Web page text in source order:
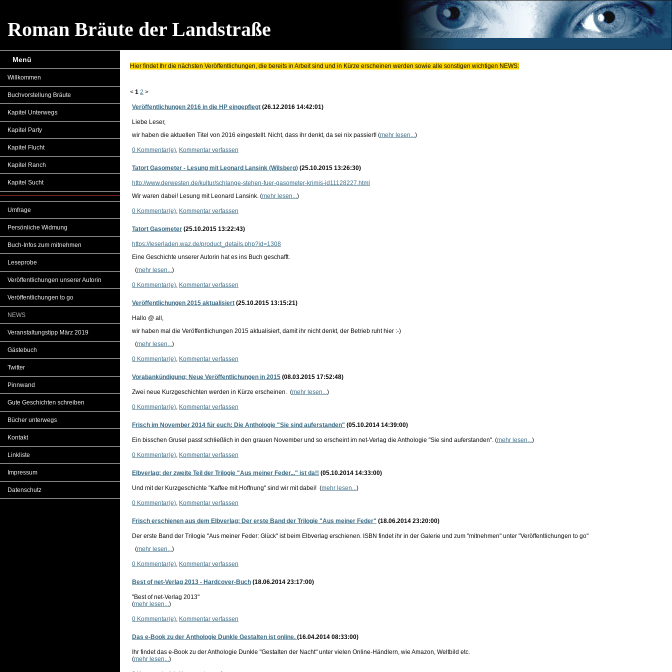
Roman Bräute der Landstraße
Menü
Willkommen
Buchvorstellung Bräute
Kapitel Unterwegs
Kapitel Party
Kapitel Flucht
Kapitel Ranch
Kapitel Sucht
Umfrage
Persönliche Widmung
Buch-Infos zum mitnehmen
Leseprobe
Veröffentlichungen unserer Autorin
Veröffentlichungen to go
NEWS
Veranstaltungstipp März 2019
Gästebuch
Twitter
Pinnwand
Gute Geschichten schreiben
Bücher unterwegs
Kontakt
Linkliste
Impressum
Datenschutz
Hier findet Ihr die nächsten Veröffentlichungen, die bereits in Arbeit sind und in Kürze erscheinen werden sowie alle sonstigen wichtigen NEWS:
< 1 2 >
Veröffentlichungen 2016 in die HP eingepflegt (26.12.2016 14:42:01)
Liebe Leser,
wir haben die aktuellen Titel von 2016 eingestellt. Nicht, dass ihr denkt, da sei nix passiert! (mehr lesen...)
0 Kommentar(e), Kommentar verfassen
Tatort Gasometer - Lesung mit Leonard Lansink (Wilsberg) (25.10.2015 13:26:30)
http://www.derwesten.de/kultur/schlange-stehen-fuer-gasometer-krimis-id11128227.html
Wir waren dabei! Lesung mit Leonard Lansink. (mehr lesen...)
0 Kommentar(e), Kommentar verfassen
Tatort Gasometer (25.10.2015 13:22:43)
https://leserladen.waz.de/product_details.php?id=1308
Eine Geschichte unserer Autorin hat es ins Buch geschafft.
(mehr lesen...)
0 Kommentar(e), Kommentar verfassen
Veröffentlichungen 2015 aktualisiert (25.10.2015 13:15:21)
Hallo @ all,
wir haben mal die Veröffentlichungen 2015 aktualisiert, damit ihr nicht denkt, der Betrieb ruht hier :-)
(mehr lesen...)
0 Kommentar(e), Kommentar verfassen
Vorabankündigung: Neue Veröffentlichungen in 2015 (08.03.2015 17:52:48)
Zwei neue Kurzgeschichten werden in Kürze erscheinen. (mehr lesen...)
0 Kommentar(e), Kommentar verfassen
Frisch im November 2014 für euch: Die Anthologie "Sie sind auferstanden" (05.10.2014 14:39:00)
Ein bisschen Grusel passt schließlich in den grauen November und so erscheint im net-Verlag die Anthologie "Sie sind auferstanden". (mehr lesen...)
0 Kommentar(e), Kommentar verfassen
Elbverlag: der zweite Teil der Trilogie "Aus meiner Feder..." ist da!! (05.10.2014 14:33:00)
Und mit der Kurzgeschichte "Kaffee mit Hoffnung" sind wir mit dabei! (mehr lesen...)
0 Kommentar(e), Kommentar verfassen
Frisch erschienen aus dem Elbverlag: Der erste Band der Trilogie "Aus meiner Feder" (18.06.2014 23:20:00)
Der erste Band der Trilogie "Aus meiner Feder: Glück" ist beim Elbverlag erschienen. ISBN findet ihr in der Galerie und zum "mitnehmen" unter "Veröffentlichungen to go"
(mehr lesen...)
0 Kommentar(e), Kommentar verfassen
Best of net-Verlag 2013 - Hardcover-Buch (18.06.2014 23:17:00)
"Best of net-Verlag 2013"
(mehr lesen...)
0 Kommentar(e), Kommentar verfassen
Das e-Book zu der Anthologie Dunkle Gestalten ist online. (16.04.2014 08:33:00)
Ihr findet das e-Book zu der Anthologie Dunkle "Gestalten der Nacht" unter vielen Online-Händlern, wie Amazon, Weltbild etc.
(mehr lesen...)